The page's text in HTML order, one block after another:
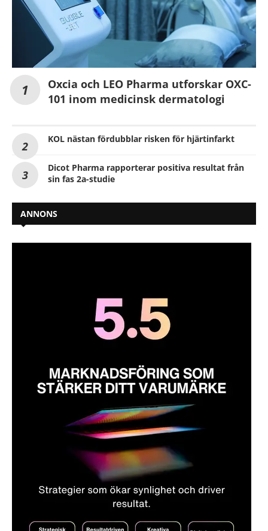
Oxcia och LEO Pharma utforskar OXC-
101 inom medicinsk dermatologi
KOL nästan fördubblar risken för hjärtinfarkt
Dicot Pharma rapporterar positiva resultat från
sin fas 2a-studie
ANNONS